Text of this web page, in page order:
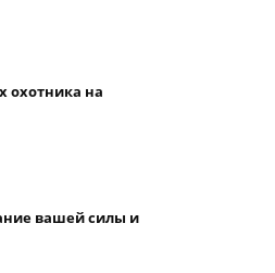
охотника на
вашей силы и